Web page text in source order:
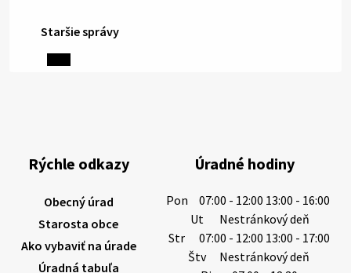
6. augusta 2026 08:13
výdatnosti vodárenských zdrojov.
Západoslovenská vodárenská spoločnosť preto
6. augusta 2026 08:12
5. augusta 2026 13:10
Staršie správy
Rýchle odkazy
Obecný úrad
Starosta obce
Ako vybaviť na úrade
Úradná tabuľa
Úradné hodiny
Pon
07:00 - 12:00 13:00 - 16:00
Ut
Nestránkový deň
Str
07:00 - 12:00 13:00 - 17:00
Štv
Nestránkový deň